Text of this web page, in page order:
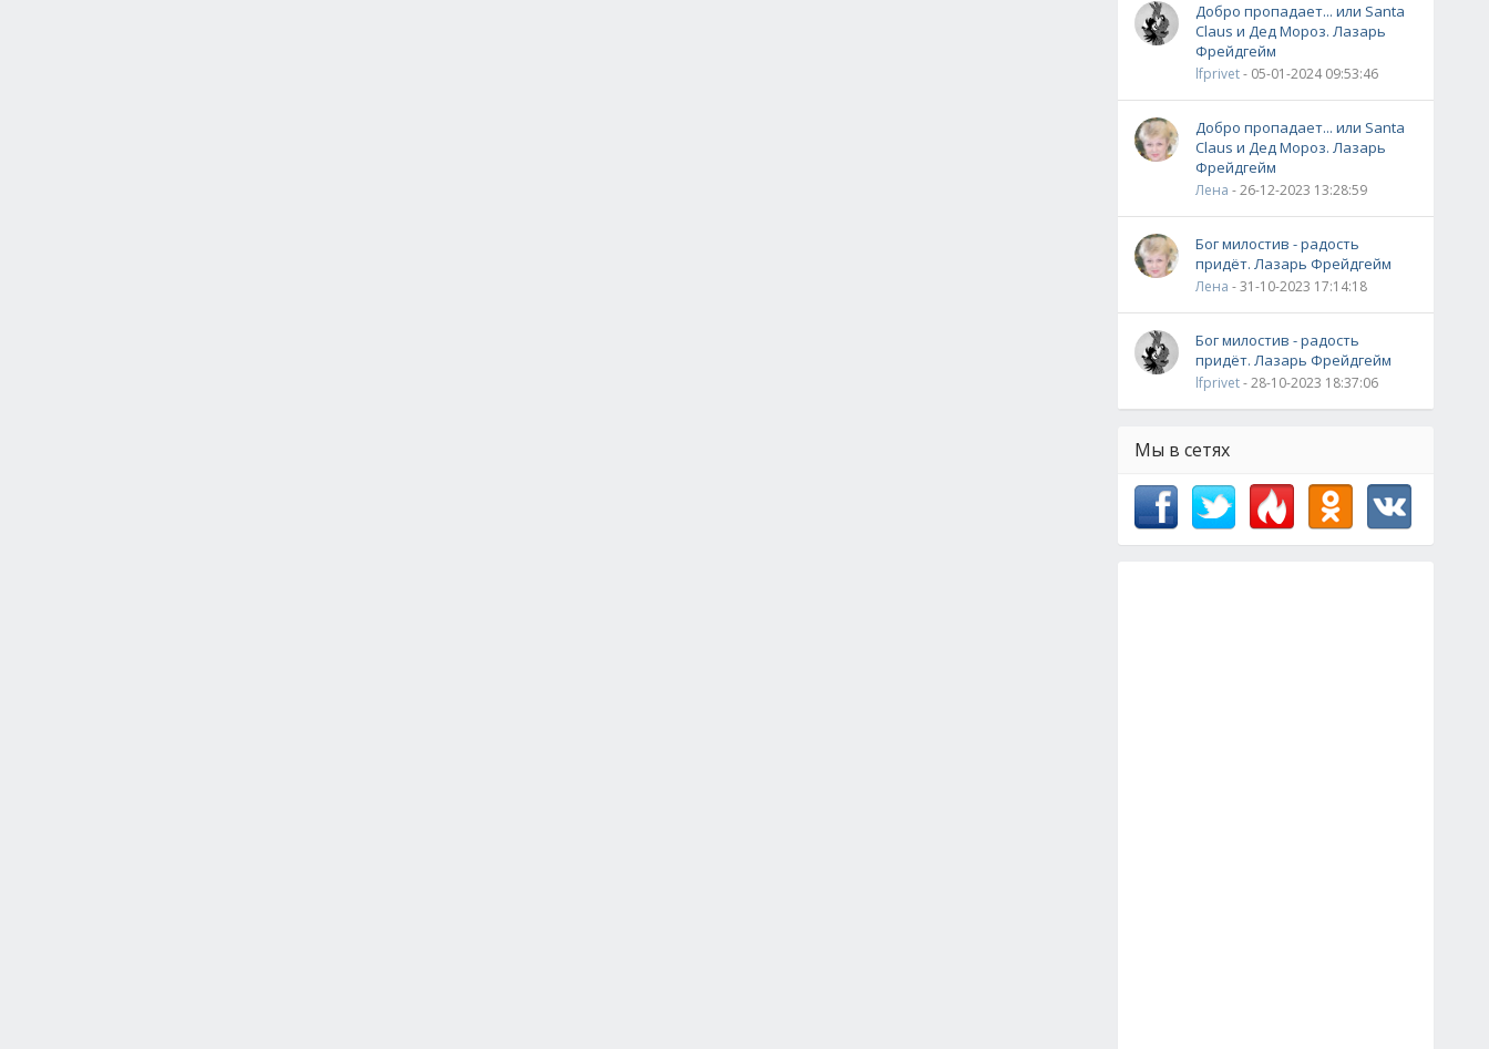
Добро пропадает... или Santa
Claus и Дед Мороз. Лазарь
Фрейдгейм
lfprivet- 05-01-2024 09:53:46
Добро пропадает... или Santa
Claus и Дед Мороз. Лазарь
Фрейдгейм
Лена - 26-12-2023 13:28:59
Бог милостив - радость
придёт. Лазарь Фрейдгейм
Лена - 31-10-2023 17:14:18
Бог милостив - радость
придёт. Лазарь Фрейдгейм
lfprivet- 28-10-2023 18:37:06
Мы в сетях